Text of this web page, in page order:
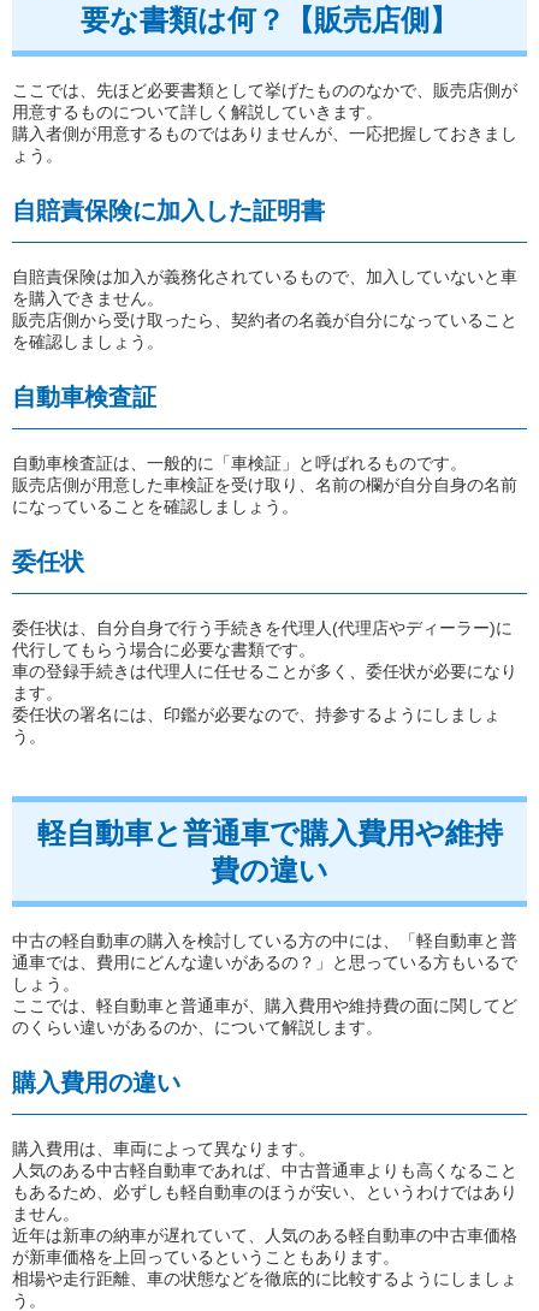
要な書類は何？【販売店側】
ここでは、先ほど必要書類として挙げたもののなかで、販売店側が
用意するものについて詳しく解説していきます。
購入者側が用意するものではありませんが、一応把握しておきまし
ょう。
自賠責保険に加入した証明書
自賠責保険は加入が義務化されているもので、加入していないと車
を購入できません。
販売店側から受け取ったら、契約者の名義が自分になっていること
を確認しましょう。
自動車検査証
自動車検査証は、一般的に「車検証」と呼ばれるものです。
販売店側が用意した車検証を受け取り、名前の欄が自分自身の名前
になっていることを確認しましょう。
委任状
委任状は、自分自身で行う手続きを代理人(代理店やディーラー)に
代行してもらう場合に必要な書類です。
車の登録手続きは代理人に任せることが多く、委任状が必要になり
ます。
委任状の署名には、印鑑が必要なので、持参するようにしましょ
う。
軽自動車と普通車で購入費用や維持
費の違い
中古の軽自動車の購入を検討している方の中には、「軽自動車と普
通車では、費用にどんな違いがあるの？」と思っている方もいるで
しょう。
ここでは、軽自動車と普通車が、購入費用や維持費の面に関してど
のくらい違いがあるのか、について解説します。
購入費用の違い
購入費用は、車両によって異なります。
人気のある中古軽自動車であれば、中古普通車よりも高くなること
もあるため、必ずしも軽自動車のほうが安い、というわけではあり
ません。
近年は新車の納車が遅れていて、人気のある軽自動車の中古車価格
が新車価格を上回っているということもあります。
相場や走行距離、車の状態などを徹底的に比較するようにしましょ
う。